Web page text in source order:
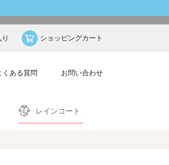
ショッピングカート
くある質問 お問い合わせ
レインコート